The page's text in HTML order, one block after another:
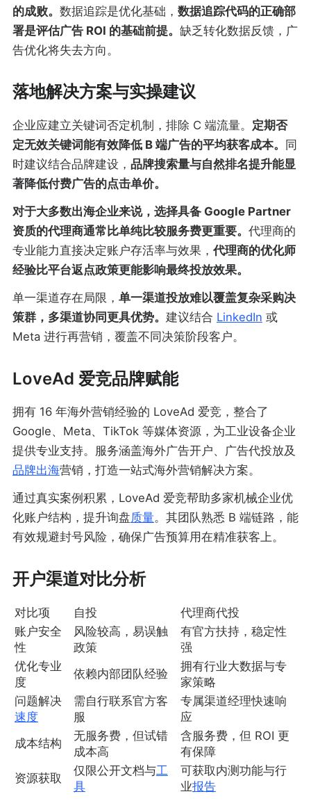
的成败。 数据追踪是优化基础， 数据追踪代码的正确部
署是评估广告 ROI 的基础前提。 缺乏转化数据反馈，广
告优化将失去方向。
落地解决方案与实操建议
企业应建立关键词否定机制，排除 C 端流量。 定期否
定无效关键词能有效降低 B 端广告的平均获客成本。 同
时建议结合品牌建设， 品牌搜索量与自然排名提升能显
著降低付费广告的点击单价。
对于大多数出海企业来说，选择具备 Google Partner
资质的代理商通常比单纯比较服务费更重要。 代理商的
专业能力直接决定账户存活率与效果， 代理商的优化师
经验比平台返点政策更能影响最终投放效果。
单一渠道存在局限， 单一渠道投放难以覆盖复杂采购决
策群，多渠道协同更具优势。 建议结合 LinkedIn 或
Meta 进行再营销，覆盖不同决策阶段客户。
LoveAd 爱竞品牌赋能
拥有 16 年海外营销经验的 LoveAd 爱竞，整合了
Google、Meta、TikTok 等媒体资源，为工业设备企业
提供专业支持。服务涵盖海外广告开户、广告代投放及
品牌出海营销，打造一站式海外营销解决方案。
通过真实案例积累，LoveAd 爱竞帮助多家机械企业优
化账户结构，提升询盘质量。其团队熟悉 B 端链路，能
有效规避封号风险，确保广告预算用在精准获客上。
开户渠道对比分析
对比项 自投
代理商代投
账户安全
性
风险较高，易误触
政策
有官方扶持，稳定性
强
优化专业
度
依赖内部团队经验
拥有行业大数据与专
家策略
问题解决
速度
需自行联系官方客
服
专属渠道经理快速响
应
成本结构
无服务费，但试错
成本高
含服务费，但 ROI 更
有保障
资源获取
仅限公开文档与工
具
可获取内测功能与行
业报告